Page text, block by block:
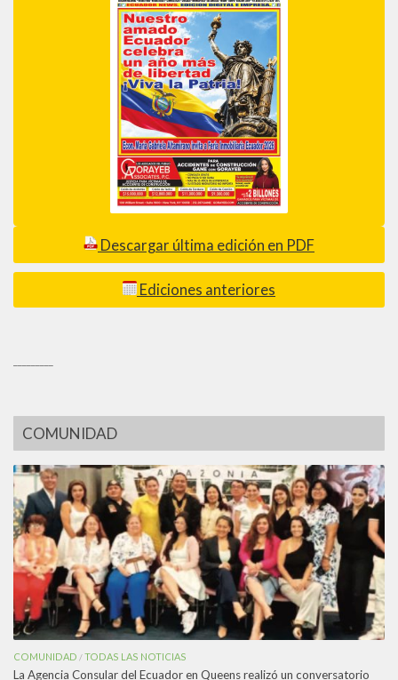
Descargar última edición en PDF
Ediciones anteriores
COMUNIDAD
COMUNIDAD /TODAS LAS NOTICIAS
La Agencia Consular del Ecuador en Queens realizó un conversatorio